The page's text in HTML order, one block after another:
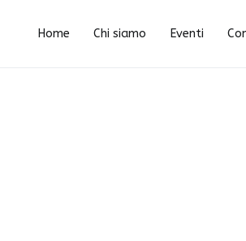
Home Chi siamo Eventi
birer